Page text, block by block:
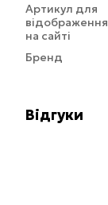
Артикул для
відображення
на сайті
Бренд
Відгуки